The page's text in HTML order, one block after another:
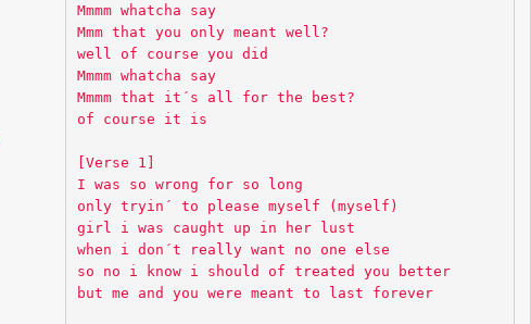
Mmmm whatcha say
Mmm that you only meant well?
well of course you did
Mmmm whatcha say
Mmmm that it´s all for the best?
of course it is
[Verse 1]
I was so wrong for so long
only tryin´ to please myself (myself)
girl i was caught up in her lust
when i don´t really want no one else
so no i know i should of treated you better
but me and you were meant to last forever